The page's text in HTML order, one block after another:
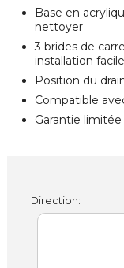
Base en
nettoyer
3 brides de
installation facile
Position du
Compatible
Garantie limitée
Direction: